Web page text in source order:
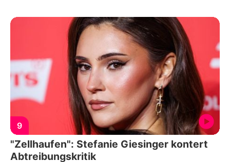
9
"Zellhaufen": Stefanie Giesinger kontert
Abtreibungskritik